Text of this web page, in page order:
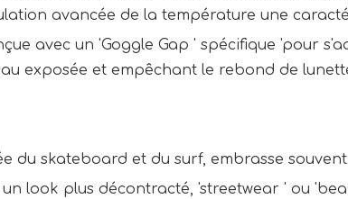
avancée de la température une
avec un 'Goggle Gap ' spécifique 'pour
exposée et empêchant le rebond de
du skateboard et du surf, embrasse
look plus décontracté, 'streetwear ' ou